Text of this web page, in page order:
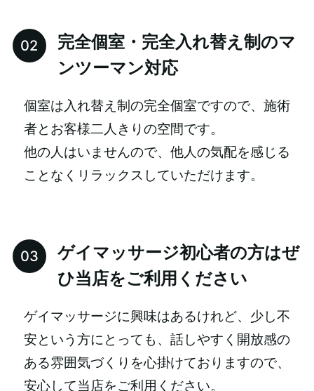
完全個室・完全入れ替え制のマ
ンツーマン対応
個室は入れ替え制の完全個室ですので、施術
者とお客様二人きりの空間です。
他の人はいませんので、他人の気配を感じる
ことなくリラックスしていただけます。
ゲイマッサージ初心者の方はぜ
ひ当店をご利用ください
ゲイマッサージに興味はあるけれど、少し不
安という方にとっても、話しやすく開放感の
ある雰囲気づくりを心掛けておりますので、
安心して当店をご利用ください。